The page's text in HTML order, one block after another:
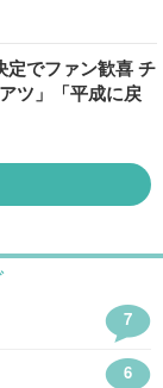
でファン歓喜 チ
ツ」「平成に戻